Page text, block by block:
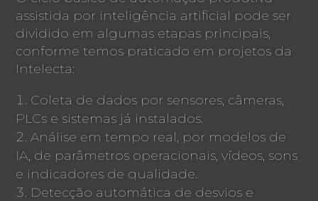
assistida por inteligência artificial pode ser
dividido em algumas etapas principais,
conforme temos praticado em projetos da
Intelecta:
Coleta de dados por sensores, câmeras,
PLCs e sistemas já instalados.
Análise em tempo real, por modelos de
IA, de parâmetros operacionais, vídeos, sons
e indicadores de qualidade.
Detecção automática de desvios e